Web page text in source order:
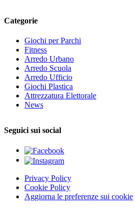
Categorie
Giochi per Parchi
Fitness
Arredo Urbano
Arredo Scuola
Arredo Ufficio
Giochi Plastica
Attrezzatura Elettorale
News
Seguici sui social
Privacy Policy
Cookie Policy
Aggiorna le preferenze sui cookie